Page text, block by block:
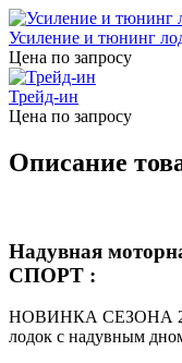
Усиление и тюнинг
Цена по запросу
Трейд-ин
Цена по запросу
Описание
Надувная
СПОРТ :
НОВИНКА СЕЗОНА
лодок с надувным